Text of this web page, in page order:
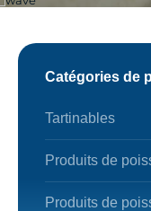
Poisson
Catégories de
Tartinables
Produits de
Produits de